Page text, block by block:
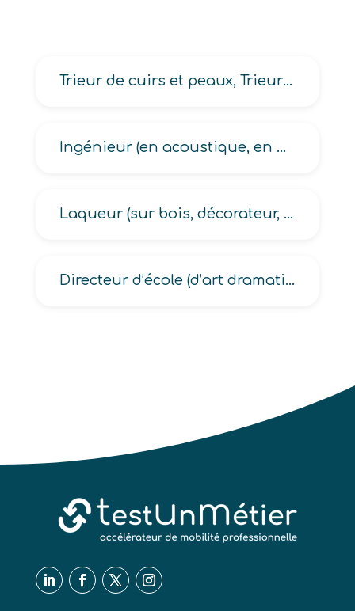
Trieur de cuirs et peaux, Trieur de peaux en brut
Ingénieur (en acoustique, en domotique)
Laqueur (sur bois, décorateur, doreur)
Directeur d’école (d’art dramatique, de danse, de musique, de conservatoire musique et danse)